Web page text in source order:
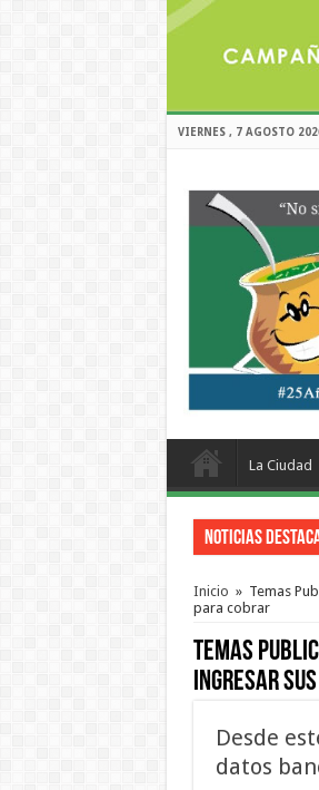
VIERNES , 7 AGOSTO
La Ciudad
Noticias
Inicio » Temas
para cobrar
Temas
ingresar
Desde
datos